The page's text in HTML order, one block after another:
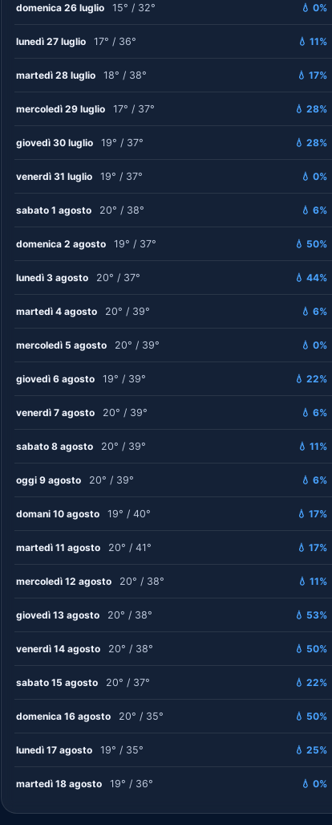
domenica 26 luglio 15° / 32° 💧 0%
lunedì 27 luglio 17° / 36° 💧 11%
martedì 28 luglio 18° / 38° 💧 17%
mercoledì 29 luglio 17° / 37° 💧 28%
giovedì 30 luglio 19° / 37° 💧 28%
venerdì 31 luglio 19° / 37° 💧 0%
sabato 1 agosto 20° / 38° 💧 6%
domenica 2 agosto 19° / 37° 💧 50%
lunedì 3 agosto 20° / 37° 💧 44%
martedì 4 agosto 20° / 39° 💧 6%
mercoledì 5 agosto 20° / 39° 💧 0%
giovedì 6 agosto 19° / 39° 💧 22%
venerdì 7 agosto 20° / 39° 💧 6%
sabato 8 agosto 20° / 39° 💧 11%
oggi 9 agosto 20° / 39° 💧 6%
domani 10 agosto 19° / 40° 💧 17%
martedì 11 agosto 20° / 41° 💧 17%
mercoledì 12 agosto 20° / 38° 💧 11%
giovedì 13 agosto 20° / 38° 💧 53%
venerdì 14 agosto 20° / 38° 💧 50%
sabato 15 agosto 20° / 37° 💧 22%
domenica 16 agosto 20° / 35° 💧 50%
lunedì 17 agosto 19° / 35° 💧 25%
martedì 18 agosto 19° / 36° 💧 0%